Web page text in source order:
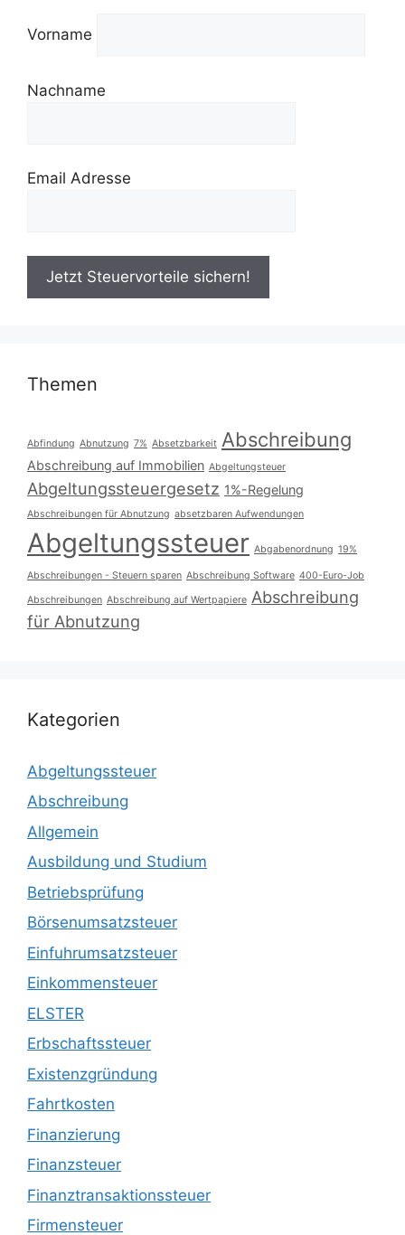
Vorname
Nachname
Email Adresse
Themen
Abfindung Abnutzung 7% Absetzbarkeit Abschreibung
Abschreibung auf Immobilien Abgeltungsteuer
Abgeltungssteuergesetz 1%-Regelung
Abschreibungen für Abnutzung absetzbaren Aufwendungen
Abgeltungssteuer Abgabenordnung 19%
Abschreibungen - Steuern sparen Abschreibung Software 400-Euro-Job
Abschreibungen Abschreibung auf Wertpapiere Abschreibung
für Abnutzung
Kategorien
Abgeltungssteuer
Abschreibung
Allgemein
Ausbildung und Studium
Betriebsprüfung
Börsenumsatzsteuer
Einfuhrumsatzsteuer
Einkommensteuer
ELSTER
Erbschaftssteuer
Existenzgründung
Fahrtkosten
Finanzierung
Finanzsteuer
Finanztransaktionssteuer
Firmensteuer